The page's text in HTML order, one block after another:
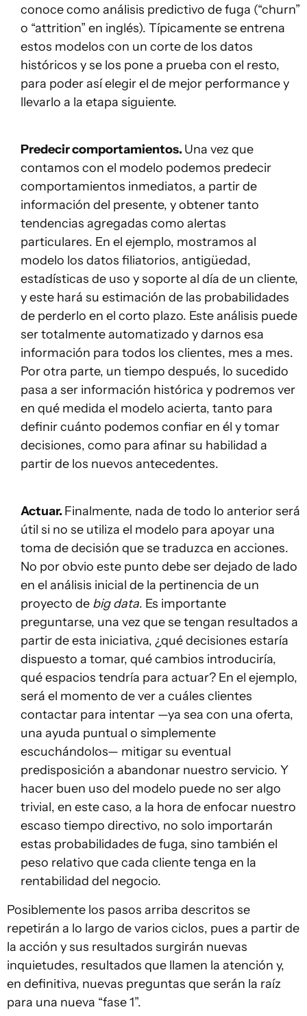
conoce como análisis predictivo de fuga (“churn”
o “attrition” en inglés). Típicamente se entrena
estos modelos con un corte de los datos
históricos y se los pone a prueba con el resto,
para poder así elegir el de mejor performance y
llevarlo a la etapa siguiente.
Predecir comportamientos. Una vez que
contamos con el modelo podemos predecir
comportamientos inmediatos, a partir de
información del presente, y obtener tanto
tendencias agregadas como alertas
particulares. En el ejemplo, mostramos al
modelo los datos filiatorios, antigüedad,
estadísticas de uso y soporte al día de un cliente,
y este hará su estimación de las probabilidades
de perderlo en el corto plazo. Este análisis puede
ser totalmente automatizado y darnos esa
información para todos los clientes, mes a mes.
Por otra parte, un tiempo después, lo sucedido
pasa a ser información histórica y podremos ver
en qué medida el modelo acierta, tanto para
definir cuánto podemos confiar en él y tomar
decisiones, como para afinar su habilidad a
partir de los nuevos antecedentes.
Actuar. Finalmente, nada de todo lo anterior será
útil si no se utiliza el modelo para apoyar una
toma de decisión que se traduzca en acciones.
No por obvio este punto debe ser dejado de lado
en el análisis inicial de la pertinencia de un
proyecto de big data. Es importante
preguntarse, una vez que se tengan resultados a
partir de esta iniciativa, ¿qué decisiones estaría
dispuesto a tomar, qué cambios introduciría,
qué espacios tendría para actuar? En el ejemplo,
será el momento de ver a cuáles clientes
contactar para intentar —ya sea con una oferta,
una ayuda puntual o simplemente
escuchándolos— mitigar su eventual
predisposición a abandonar nuestro servicio. Y
hacer buen uso del modelo puede no ser algo
trivial, en este caso, a la hora de enfocar nuestro
escaso tiempo directivo, no solo importarán
estas probabilidades de fuga, sino también el
peso relativo que cada cliente tenga en la
rentabilidad del negocio.
Posiblemente los pasos arriba descritos se
repetirán a lo largo de varios ciclos, pues a partir de
la acción y sus resultados surgirán nuevas
inquietudes, resultados que llamen la atención y,
en definitiva, nuevas preguntas que serán la raíz
para una nueva “fase 1”.